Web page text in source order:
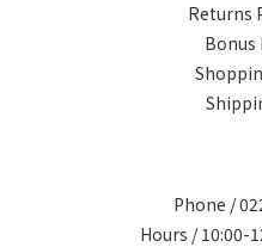
Returns
Bonus
Phone /
Hours / 10:00-